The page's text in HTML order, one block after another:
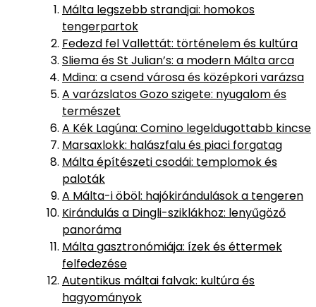
Málta legszebb strandjai: homokos
tengerpartok
Fedezd fel Vallettát: történelem és kultúra
Sliema és St Julian’s: a modern Málta arca
Mdina: a csend városa és középkori varázsa
A varázslatos Gozo szigete: nyugalom és
természet
A Kék Lagúna: Comino legeldugottabb kincse
Marsaxlokk: halászfalu és piaci forgatag
Málta építészeti csodái: templomok és
paloták
A Málta-i öböl: hajókirándulások a tengeren
Kirándulás a Dingli-sziklákhoz: lenyűgöző
panoráma
Málta gasztronómiája: ízek és éttermek
felfedezése
Autentikus máltai falvak: kultúra és
hagyományok